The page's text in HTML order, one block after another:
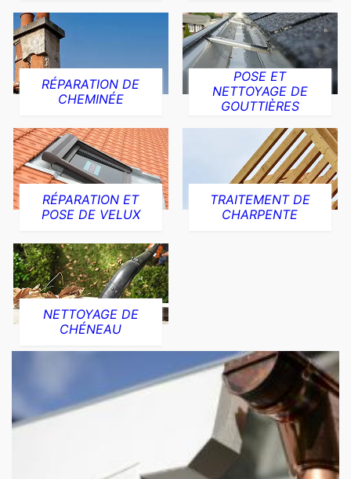
RÉPARATION DE
CHEMINÉE
POSE ET
NETTOYAGE DE
GOUTTIÈRES
RÉPARATION ET
POSE DE VELUX
TRAITEMENT DE
CHARPENTE
NETTOYAGE DE
CHÉNEAU